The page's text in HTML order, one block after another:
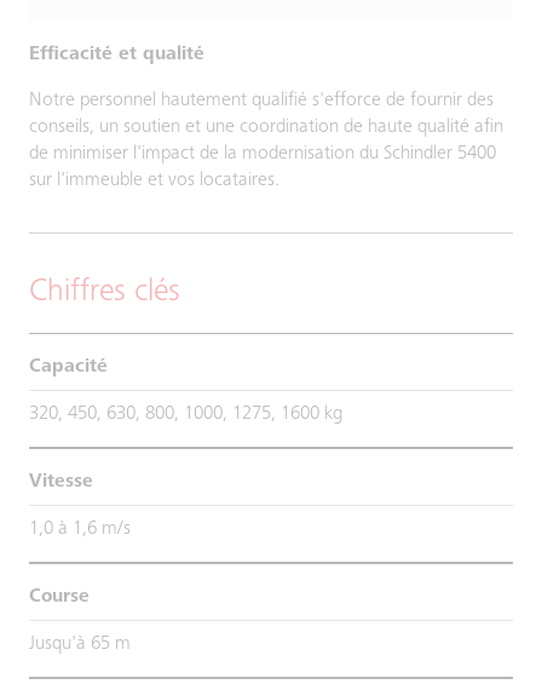
Efficacité et qualité
Notre personnel hautement qualifié s'efforce de fournir des
conseils, un soutien et une coordination de haute qualité afin
de minimiser l'impact de la modernisation du Schindler 5400
sur l'immeuble et vos locataires.
Chiffres clés
Capacité
320, 450, 630, 800, 1000, 1275, 1600 kg
Vitesse
1,0 à 1,6 m/s
Course
Jusqu'à 65 m